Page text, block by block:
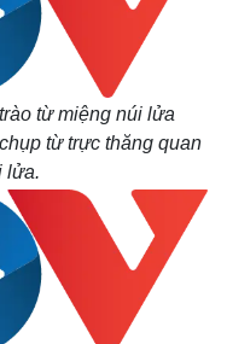
từ miệng núi lửa
từ trực thăng quan
lửa.